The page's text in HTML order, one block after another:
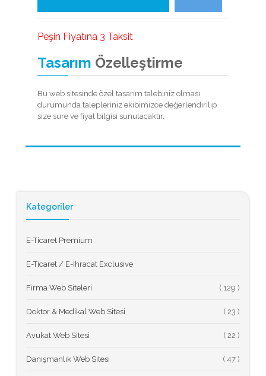
Peşin Fiyatına 3 Taksit
Tasarım Özelleştirme
Bu web sitesinde özel tasarım talebiniz olması
durumunda talepleriniz ekibimizce değerlendirilip
size süre ve fiyat bilgisi sunulacaktır.
Kategoriler
E-Ticaret Premium
E-Ticaret / E-İhracat Exclusive
Firma Web Siteleri (
Doktor & Medikal Web Sitesi (
Avukat Web Sitesi (
Danışmanlık Web Sitesi (